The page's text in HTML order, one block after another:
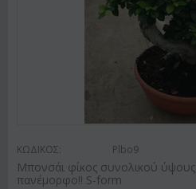
ΚΩΔΙΚΟΣ: Plbo9
Μπονσάι φίκος συνολικού ύψους
πανέμορφο!! S-form